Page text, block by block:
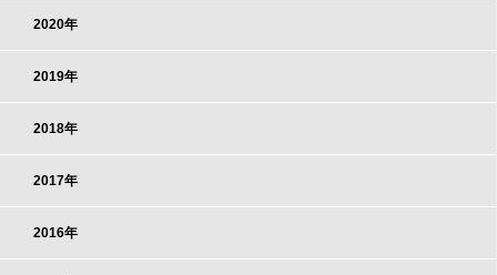
2020年
2019年
2018年
2017年
2016年